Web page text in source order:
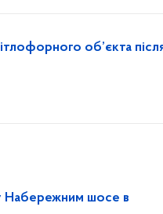
об’єкта
Набережним шосе в